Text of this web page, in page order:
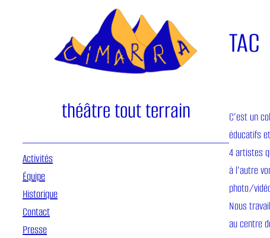
théâtre tout terrain
Activités
Équipe
Historique
Contact
Presse
TAC
C’est un
éducatifs
4 artistes
à l’autre
photo/
Nous
au centre